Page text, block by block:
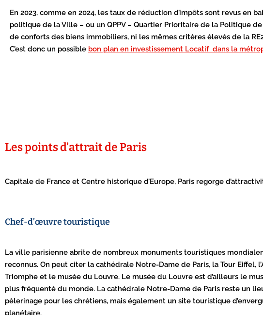
En 2023, comme en 2024, les taux de réduction d’impôts sont revus en
politique de la Ville – ou un QPPV – Quartier Prioritaire de la Politique
de conforts des biens immobiliers, ni les mêmes critères élevés de la
C’est donc un possible bon plan en investissement Locatif dans la
Les points d’attrait de Paris
Capitale de France et Centre historique d’Europe, Paris regorge
Chef-d’œuvre touristique
La ville parisienne abrite de nombreux monuments touristiques
reconnus. On peut citer la cathédrale Notre-Dame de Paris, la Tour Eiffel,
Triomphe et le musée du Louvre. Le musée du Louvre est d’ailleurs le
plus fréquenté du monde. La cathédrale Notre-Dame de Paris reste un
pèlerinage pour les chrétiens, mais également un site touristique
planétaire.